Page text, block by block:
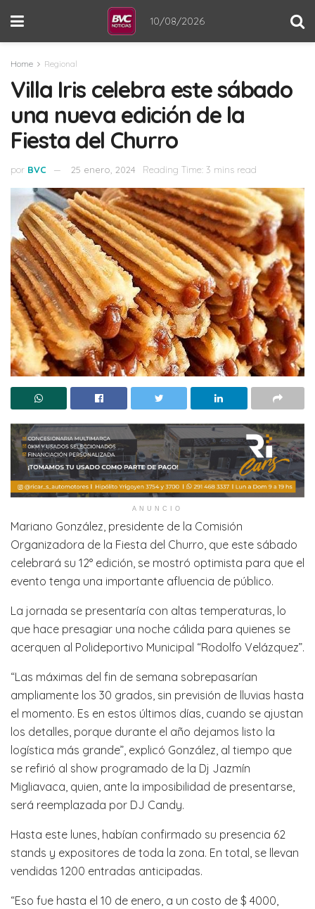
10/08/2026
Home Regional
Villa Iris celebra este sábado
una nueva edición de la
Fiesta del Churro
por BVC 25 enero, 2024 Reading Time: 3 mins read
ANUNCIO
Mariano González, presidente de la Comisión
Organizadora de la Fiesta del Churro, que este sábado
celebrará su 12° edición, se mostró optimista para que el
evento tenga una importante afluencia de público.
La jornada se presentaría con altas temperaturas, lo
que hace presagiar una noche cálida para quienes se
acerquen al Polideportivo Municipal “Rodolfo Velázquez”.
“Las máximas del fin de semana sobrepasarían
ampliamente los 30 grados, sin previsión de lluvias hasta
el momento. Es en estos últimos días, cuando se ajustan
los detalles, porque durante el año dejamos listo la
logística más grande”, explicó González, al tiempo que
se refirió al show programado de la Dj Jazmín
Migliavaca, quien, ante la imposibilidad de presentarse,
será reemplazada por DJ Candy.
Hasta este lunes, habían confirmado su presencia 62
stands y expositores de toda la zona. En total, se llevan
vendidas 1200 entradas anticipadas.
“Eso fue hasta el 10 de enero, a un costo de $ 4000,